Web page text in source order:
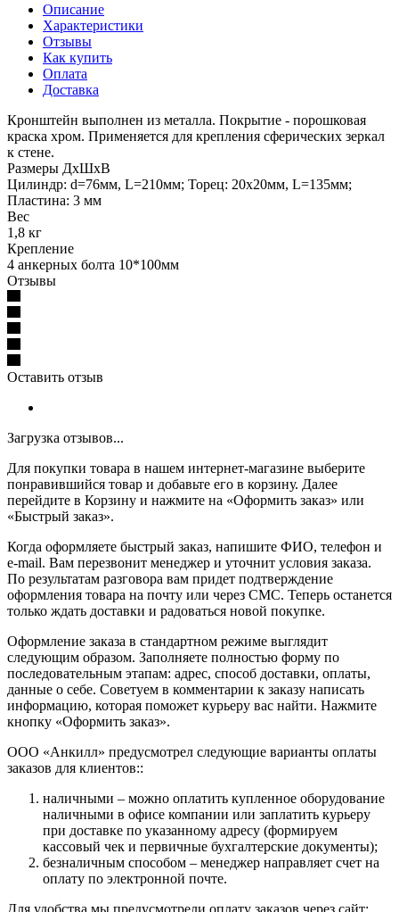
Описание
Характеристики
Отзывы
Как купить
Оплата
Доставка
Кронштейн выполнен из металла. Покрытие - порошковая
краска хром. Применяется для крепления сферических зеркал
к стене.
Размеры ДхШхВ
Цилиндр: d=76мм, L=210мм; Торец: 20х20мм, L=135мм;
Пластина: 3 мм
Вес
1,8 кг
Крепление
4 анкерных болта 10*100мм
Отзывы
Оставить отзыв
Загрузка отзывов...
Для покупки товара в нашем интернет-магазине выберите
понравившийся товар и добавьте его в корзину. Далее
перейдите в Корзину и нажмите на «Оформить заказ» или
«Быстрый заказ».
Когда оформляете быстрый заказ, напишите ФИО, телефон и
e-mail. Вам перезвонит менеджер и уточнит условия заказа.
По результатам разговора вам придет подтверждение
оформления товара на почту или через СМС. Теперь останется
только ждать доставки и радоваться новой покупке.
Оформление заказа в стандартном режиме выглядит
следующим образом. Заполняете полностью форму по
последовательным этапам: адрес, способ доставки, оплаты,
данные о себе. Советуем в комментарии к заказу написать
информацию, которая поможет курьеру вас найти. Нажмите
кнопку «Оформить заказ».
ООО «Анкилл» предусмотрел следующие варианты оплаты
заказов для клиентов::
наличными – можно оплатить купленное оборудование
наличными в офисе компании или заплатить курьеру
при доставке по указанному адресу (формируем
кассовый чек и первичные бухгалтерские документы);
безналичным способом – менеджер направляет счет на
оплату по электронной почте.
Для удобства мы предусмотрели оплату заказов через сайт: